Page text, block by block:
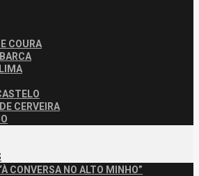
COURA
CERVEIRA
CONVERSA NO ALTO MINHO”